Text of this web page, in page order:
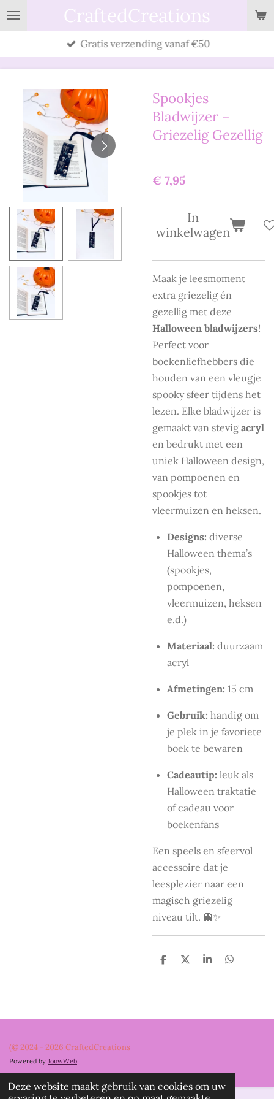
Deze website maakt gebruik van cookies om uw
Ga
direct
CraftedCreations
Gratis verzending vanaf €50
Spookjes
Bladwijzer –
Griezelig Gezellig
€ 7,95
In
winkelwagen
Maak je leesmoment
extra griezelig én
gezellig met deze
Halloween bladwijzers!
Perfect voor
boekenliefhebbers die
houden van een vleugje
spooky sfeer tijdens het
lezen. Elke bladwijzer is
gemaakt van stevig acryl
en bedrukt met een
uniek Halloween design,
van pompoenen en
spookjes tot
vleermuizen en heksen.
Designs: diverse
Halloween thema’s
(spookjes,
pompoenen,
vleermuizen, heksen
e.d.)
Materiaal: duurzaam
acryl
Afmetingen: 15 cm
Gebruik: handig om
je plek in je favoriete
boek te bewaren
Cadeautip: leuk als
Halloween traktatie
of cadeau voor
boekenfans
Een speels en sfeervol
accessoire dat je
leesplezier naar een
magisch griezelig
niveau tilt. 👻✨
D
D
S
D
(© 2024 - 2026 CraftedCreations
Powered by JouwWeb